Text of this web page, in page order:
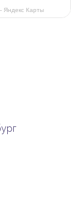
Яндекс Карты